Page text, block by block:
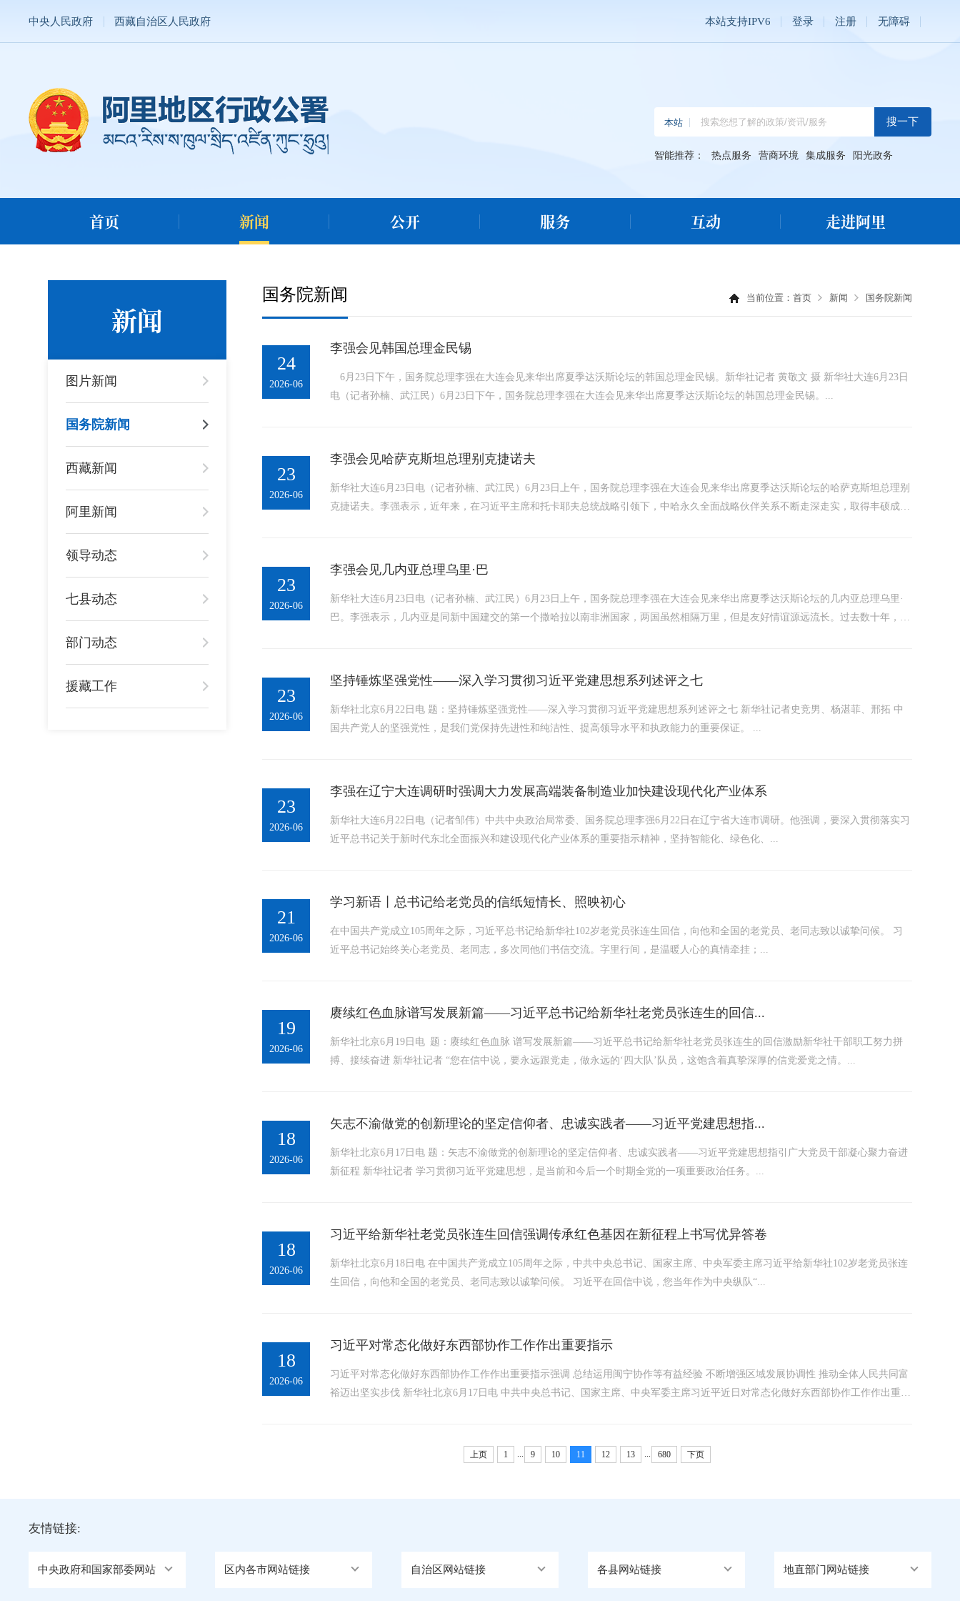
中央人民政府 西藏自治区人民政府 本站支持IPV6 登录 注册 无障碍
智能推荐： 热点服务 营商环境 集成服务 阳光政务
首页 新闻 公开 服务 互动 走进阿里
新闻
图片新闻
国务院新闻
西藏新闻
阿里新闻
领导动态
七县动态
部门动态
援藏工作
国务院新闻 当前位置： 首页 新闻 国务院新闻
24
2026-06
李强会见韩国总理金民锡
6月23日下午，国务院总理李强在大连会见来华出席夏季达沃斯论坛的韩国总理金民锡。新华社记者 黄敬文 摄 新华社大连6月23日
电（记者孙楠、武江民）6月23日下午，国务院总理李强在大连会见来华出席夏季达沃斯论坛的韩国总理金民锡。...
23
2026-06
李强会见哈萨克斯坦总理别克捷诺夫
新华社大连6月23日电（记者孙楠、武江民）6月23日上午，国务院总理李强在大连会见来华出席夏季达沃斯论坛的哈萨克斯坦总理别
克捷诺夫。李强表示，近年来，在习近平主席和托卡耶夫总统战略引领下，中哈永久全面战略伙伴关系不断走深走实，取得丰硕成
23
2026-06
李强会见几内亚总理乌里·巴
新华社大连6月23日电（记者孙楠、武江民）6月23日上午，国务院总理李强在大连会见来华出席夏季达沃斯论坛的几内亚总理乌里·
巴。李强表示，几内亚是同新中国建交的第一个撒哈拉以南非洲国家，两国虽然相隔万里，但是友好情谊源远流长。过去数十年，无
23
2026-06
坚持锤炼坚强党性——深入学习贯彻习近平党建思想系列述评之七
新华社北京6月22日电 题：坚持锤炼坚强党性——深入学习贯彻习近平党建思想系列述评之七 新华社记者史竞男、杨湛菲、邢拓 中
国共产党人的坚强党性，是我们党保持先进性和纯洁性、提高领导水平和执政能力的重要保证。 ...
23
2026-06
李强在辽宁大连调研时强调大力发展高端装备制造业加快建设现代化产业体系
新华社大连6月22日电（记者邹伟）中共中央政治局常委、国务院总理李强6月22日在辽宁省大连市调研。他强调，要深入贯彻落实习
近平总书记关于新时代东北全面振兴和建设现代化产业体系的重要指示精神，坚持智能化、绿色化、...
21
2026-06
学习新语丨总书记给老党员的信纸短情长、照映初心
在中国共产党成立105周年之际，习近平总书记给新华社102岁老党员张连生回信，向他和全国的老党员、老同志致以诚挚问候。 习
近平总书记始终关心老党员、老同志，多次同他们书信交流。字里行间，是温暖人心的真情牵挂；...
19
2026-06
赓续红色血脉谱写发展新篇——习近平总书记给新华社老党员张连生的回信...
新华社北京6月19日电 题：赓续红色血脉 谱写发展新篇——习近平总书记给新华社老党员张连生的回信激励新华社干部职工努力拼
搏、接续奋进 新华社记者 “您在信中说，要永远跟党走，做永远的‘四大队’队员，这饱含着真挚深厚的信党爱党之情。...
18
2026-06
矢志不渝做党的创新理论的坚定信仰者、忠诚实践者——习近平党建思想指...
新华社北京6月17日电 题：矢志不渝做党的创新理论的坚定信仰者、忠诚实践者——习近平党建思想指引广大党员干部凝心聚力奋进
新征程 新华社记者 学习贯彻习近平党建思想，是当前和今后一个时期全党的一项重要政治任务。...
18
2026-06
习近平给新华社老党员张连生回信强调传承红色基因在新征程上书写优异答卷
新华社北京6月18日电 在中国共产党成立105周年之际，中共中央总书记、国家主席、中央军委主席习近平给新华社102岁老党员张连
生回信，向他和全国的老党员、老同志致以诚挚问候。 习近平在回信中说，您当年作为中央纵队“...
18
2026-06
习近平对常态化做好东西部协作工作作出重要指示
习近平对常态化做好东西部协作工作作出重要指示强调 总结运用闽宁协作等有益经验 不断增强区域发展协调性 推动全体人民共同富
裕迈出坚实步伐 新华社北京6月17日电 中共中央总书记、国家主席、中央军委主席习近平近日对常态化做好东西部协作工作作出重要
上页 1 9 10 11 12 13 680 下页
友情链接:
中央政府和国家部委网站 区内各市网站链接 自治区网站链接 各县网站链接 地直部门网站链接